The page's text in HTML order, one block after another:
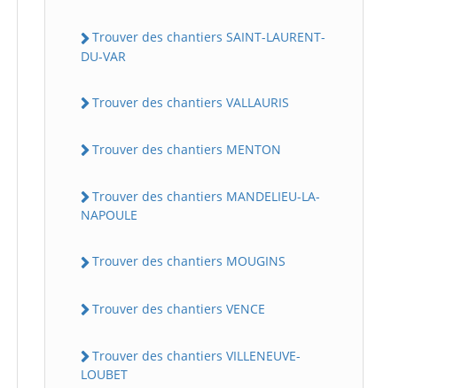
Trouver des chantiers SAINT-LAURENT-
DU-VAR
Trouver des chantiers VALLAURIS
Trouver des chantiers MENTON
Trouver des chantiers MANDELIEU-LA-
NAPOULE
Trouver des chantiers MOUGINS
Trouver des chantiers VENCE
Trouver des chantiers VILLENEUVE-
LOUBET